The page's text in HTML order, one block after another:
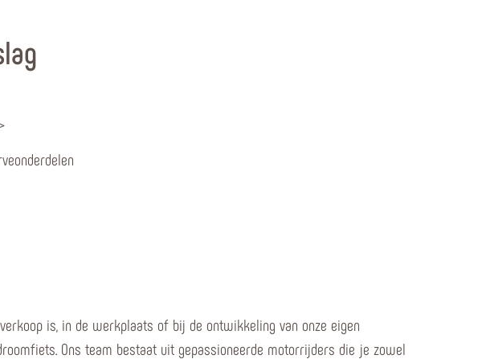
is, in de werkplaats of bij de ontwikkeling van onze eigen
Ons team bestaat uit gepassioneerde motorrijders die je zowel